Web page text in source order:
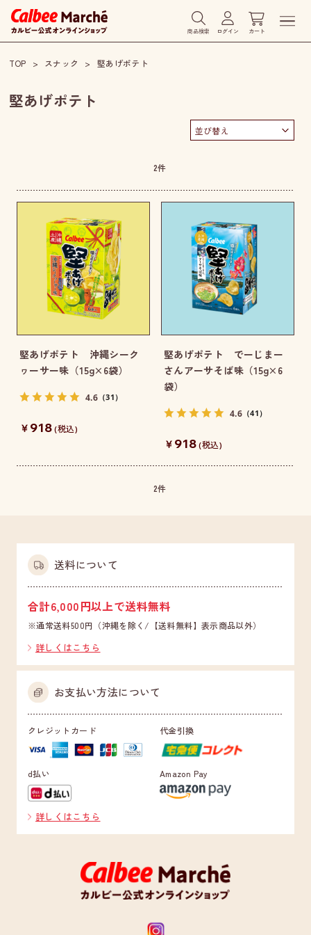
商品検索 ログイン カート
TOP スナック 堅あげポテト
堅あげポテト
2件
堅あげポテト 沖縄シーク
ヮーサー味（15g×6袋）
4.6 （31）
￥918 (税込)
堅あげポテト でーじまー
さんアーサそば味（15g×6
袋）
4.6 （41）
￥918 (税込)
2件
送料について
合計6,000円以上で送料無料
※通常送料500円（沖縄を除く/【送料無料】表示商品以外）
詳しくはこちら
お支払い方法について
クレジットカード 代金引換
d払い Amazon Pay
詳しくはこちら